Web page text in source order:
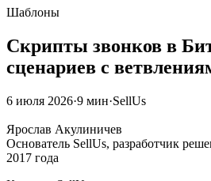
Шаблоны
Скрипты звонков в
сценариев с
6 июля 2026·9 мин·SellUs
Ярослав Акулиничев
Основатель SellUs, разработчик
2017 года